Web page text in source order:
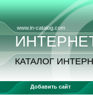
www.in-catalog.com
КАТАЛОГ
Добавить сайт